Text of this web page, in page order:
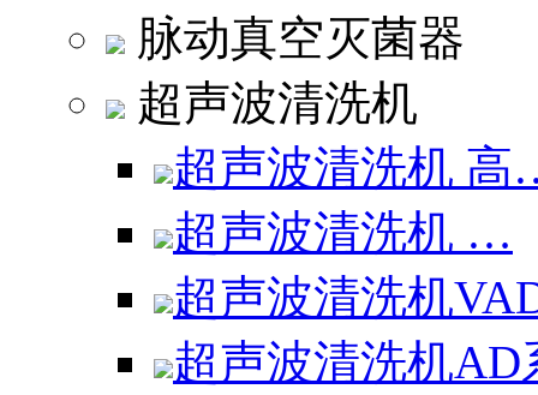
脉动真空灭菌器
超声波清洗机
超声波清洗机
超声波清洗机 …
超声波清洗机
超声波清洗机